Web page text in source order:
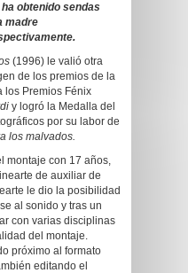
obtenido sendas
madre
(1996) le valió otra
de los premios de la
los Premios Fénix
y logró la Medalla del
por su labor de
los malvados.
montaje con 17 años,
de auxiliar de
le dio la posibilidad
al sonido y tras un
con varias disciplinas
del montaje.
próximo al formato
editando el